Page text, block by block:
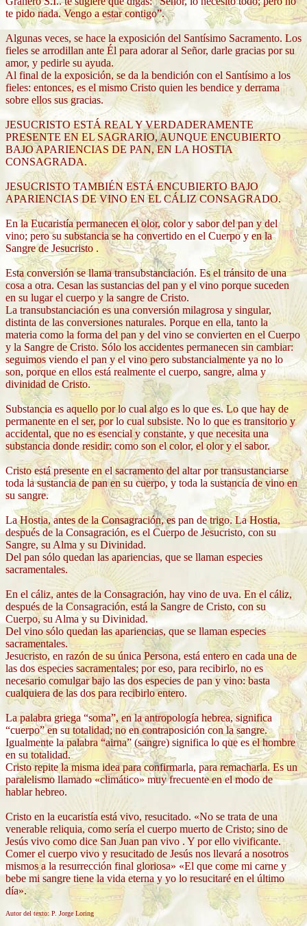
te pido nada. Vengo a estar contigo”.
Algunas veces, se hace la exposición del Santísimo Sacramento. Los
fieles se arrodillan ante Él para adorar al Señor, darle gracias por su
amor, y pedirle su ayuda.
Al final de la exposición, se da la bendición con el Santísimo a los
fieles: entonces, es el mismo Cristo quien les bendice y derrama
sobre ellos sus gracias.
JESUCRISTO ESTÁ REAL Y VERDADERAMENTE
PRESENTE EN EL SAGRARIO, AUNQUE ENCUBIERTO
BAJO APARIENCIAS DE PAN, EN LA HOSTIA
CONSAGRADA.
JESUCRISTO TAMBIÉN ESTÁ ENCUBIERTO BAJO
APARIENCIAS DE VINO EN EL CÁLIZ CONSAGRADO.
En la Eucaristía permanecen el olor, color y sabor del pan y del
vino; pero su substancia se ha convertido en el Cuerpo y en la
Sangre de Jesucristo .
Esta conversión se llama transubstanciación. Es el tránsito de una
cosa a otra. Cesan las sustancias del pan y el vino porque suceden
en su lugar el cuerpo y la sangre de Cristo.
La transubstanciación es una conversión milagrosa y singular,
distinta de las conversiones naturales. Porque en ella, tanto la
materia como la forma del pan y del vino se convierten en el Cuerpo
y la Sangre de Cristo. Sólo los accidentes permanecen sin cambiar:
seguimos viendo el pan y el vino pero substancialmente ya no lo
son, porque en ellos está realmente el cuerpo, sangre, alma y
divinidad de Cristo.
Substancia es aquello por lo cual algo es lo que es. Lo que hay de
permanente en el ser, por lo cual subsiste. No lo que es transitorio y
accidental, que no es esencial y constante, y que necesita una
substancia donde residir: como son el color, el olor y el sabor.
Cristo está presente en el sacramento del altar por transustanciarse
toda la sustancia de pan en su cuerpo, y toda la sustancia de vino en
su sangre.
La Hostia, antes de la Consagración, es pan de trigo. La Hostia,
después de la Consagración, es el Cuerpo de Jesucristo, con su
Sangre, su Alma y su Divinidad.
Del pan sólo quedan las apariencias, que se llaman especies
sacramentales.
En el cáliz, antes de la Consagración, hay vino de uva. En el cáliz,
después de la Consagración, está la Sangre de Cristo, con su
Cuerpo, su Alma y su Divinidad.
Del vino sólo quedan las apariencias, que se llaman especies
sacramentales.
Jesucristo, en razón de su única Persona, está entero en cada una de
las dos especies sacramentales; por eso, para recibirlo, no es
necesario comulgar bajo las dos especies de pan y vino: basta
cualquiera de las dos para recibirlo entero.
La palabra griega “soma”, en la antropología hebrea, significa
“cuerpo” en su totalidad; no en contraposición con la sangre.
Igualmente la palabra “airna” (sangre) significa lo que es el hombre
en su totalidad.
Cristo repite la misma idea para confirmarla, para remacharla. Es un
paralelismo llamado «climático» muy frecuente en el modo de
hablar hebreo.
Cristo en la eucaristía está vivo, resucitado. «No se trata de una
venerable reliquia, como sería el cuerpo muerto de Cristo; sino de
Jesús vivo como dice San Juan pan vivo . Y por ello vivificante.
Comer el cuerpo vivo y resucitado de Jesús nos llevará a nosotros
mismos a la resurrección final gloriosa» «El que come mi carne y
bebe mi sangre tiene la vida eterna y yo lo resucitaré en el último
día».
Autor del texto: P. Jorge Loring